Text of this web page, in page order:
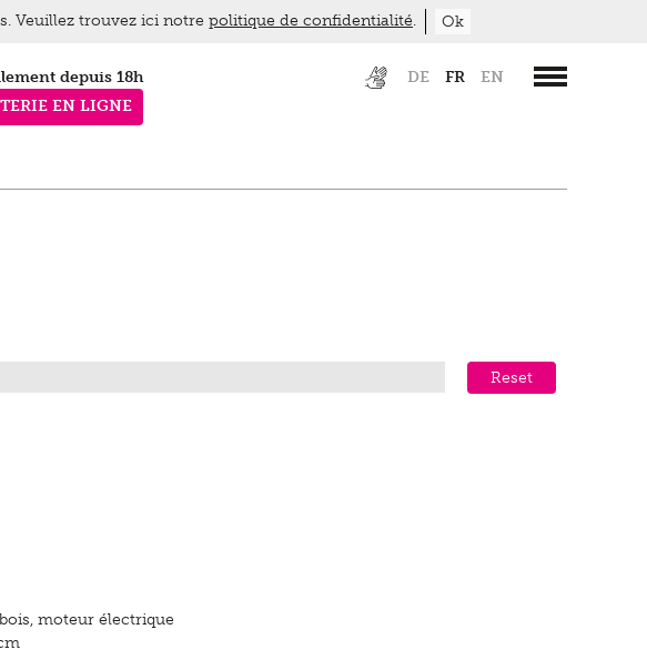
DE FR EN
depuis 18h
EN LIGNE
moteur électrique
Veuillez trouvez ici notre politique de confidentialité. Ok